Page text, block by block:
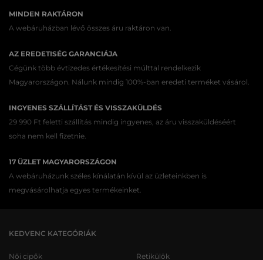
MINDEN RAKTÁRON
A webáruházban lévő összes áru raktáron van.
AZ EREDETISÉG GARANCIÁJA
Cégünk több évtizedes értékesítési múlttal rendelkezik
Magyarországon. Nálunk mindig 100%-ban eredeti terméket vásárol.
INGYENES SZÁLLÍTÁST ÉS VISSZAKÜLDÉS
29 990 Ft feletti szállítás mindig ingyenes, az áru visszaküldéséért
soha nem kell fizetnie.
17 ÜZLET MAGYARORSZÁGON
A webáruházunk széles kínálatán kívül az üzleteinkben is
megvásárolhatja egyes termékeinket.
KEDVENC KATEGÓRIÁK
Női cipők
Retikülök